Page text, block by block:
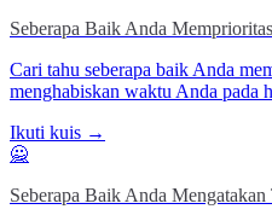
Seberapa Baik Anda
Cari tahu seberapa baik Anda
menghabiskan waktu Anda pada
Ikuti kuis →
🙅
Seberapa Baik Anda Mengatakan